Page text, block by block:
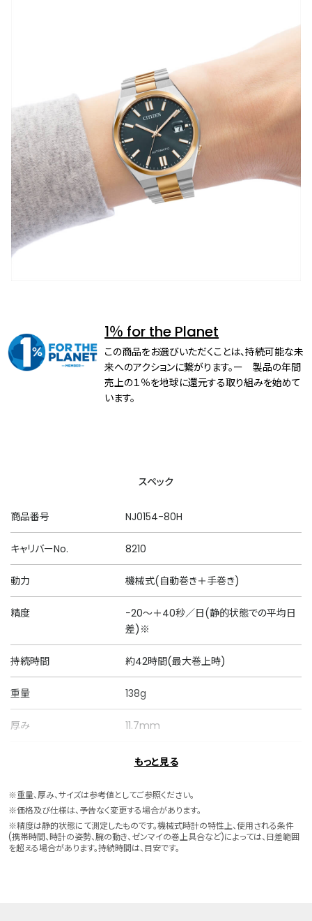
1％ for the Planet
この商品をお選びいただくことは、持続可能な未
来へのアクションに繋がります。ー 製品の年間
売上の１％を地球に還元する取り組みを始めて
います。
スペック
商品番号 NJ0154-80H
キャリバーNo. 8210
動力 機械式(自動巻き＋手巻き)
精度
−20～＋40秒／日(静的状態での平均日
差)※
持続時間 約42時間(最大巻上時)
重量 138g
厚み 11.7mm
横 40.0mm
ケース素材 ステンレス
ケース表面処理 一部めっき(ウォームゴールド色)
バンド素材・タイプ
ステンレス
もっと見る
※重量、厚み、サイズは参考値としてご参照ください。
※価格及び仕様は、予告なく変更する場合があります。
※精度は静的状態にて測定したものです。機械式時計の特性上、使用される条件
(携帯時間、時計の姿勢、腕の動き、ゼンマイの巻上具合など)によっては、日差範囲
を超える場合があります。持続時間は、目安です。